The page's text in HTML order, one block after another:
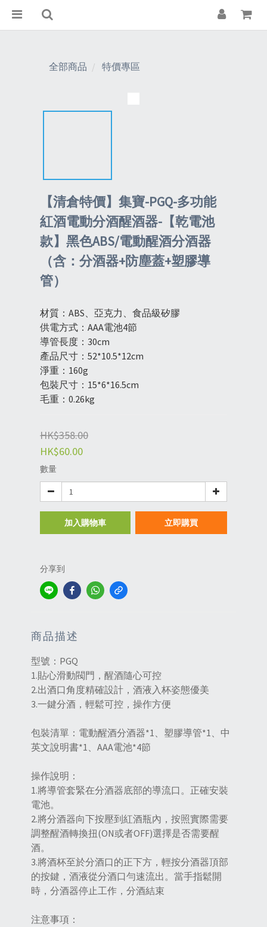
全部商品 特價專區
【清倉特價】集寶-PGQ-多功能
紅酒電動分酒醒酒器-【乾電池
款】黑色ABS/電動醒酒分酒器
（含：分酒器+防塵蓋+塑膠導
管）
材質：ABS、亞克力、食品級矽膠
供電方式：AAA電池4節
導管長度：30cm
產品尺寸：52*10.5*12cm
淨重：160g
包裝尺寸：15*6*16.5cm
毛重：0.26kg
HK$358.00
HK$60.00
數量
加入購物車 立即購買
分享到
商品描述
型號：PGQ
1.貼心滑動閥門，醒酒隨心可控
2.出酒口角度精確設計，酒液入杯姿態優美
3.一鍵分酒，輕鬆可控，操作方便
包裝清單：電動醒酒分酒器*1、塑膠導管*1、中
英文說明書*1、AAA電池*4節
操作說明：
1.將導管套緊在分酒器底部的導流口。正確安裝
電池。
2.將分酒器向下按壓到紅酒瓶內，按照實際需要
調整醒酒轉換扭(ON或者OFF)選擇是否需要醒
酒。
3.將酒杯至於分酒口的正下方，輕按分酒器頂部
的按鍵，酒液從分酒口勻速流出。當手指鬆開
時，分酒器停止工作，分酒結束
注意事項：